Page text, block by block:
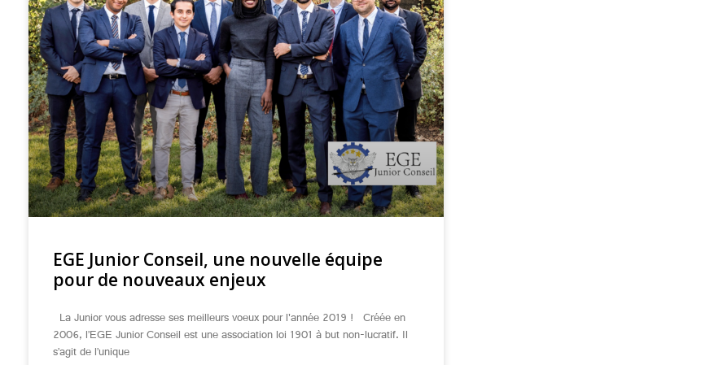
EGE Junior Conseil, une nouvelle équipe
pour de nouveaux enjeux
La Junior vous adresse ses meilleurs voeux pour l'année 2019 ! Créée en
2006, l’EGE Junior Conseil est une association loi 1901 à but non-lucratif. Il
s’agit de l’unique